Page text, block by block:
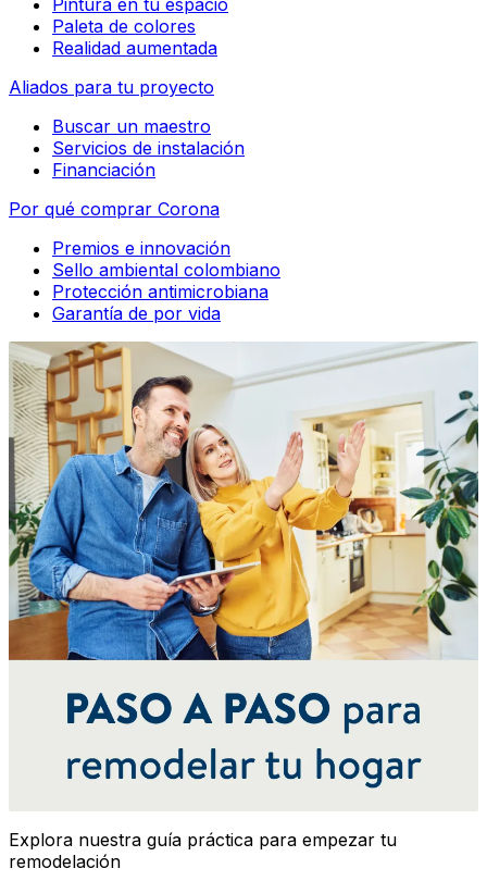
Pintura en tu espacio
Paleta de colores
Realidad aumentada
Aliados para tu proyecto
Buscar un maestro
Servicios de instalación
Financiación
Por qué comprar Corona
Premios e innovación
Sello ambiental colombiano
Protección antimicrobiana
Garantía de por vida
Explora nuestra guía práctica para empezar tu
remodelación